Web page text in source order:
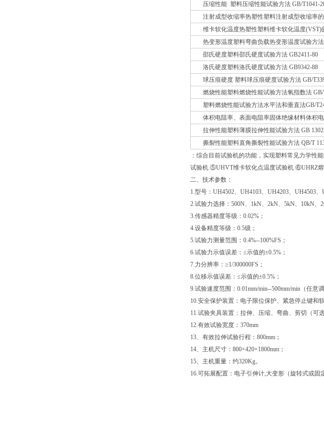
压缩性能 塑料压缩性能试验方法 GB/T1041-
注射成型收缩率热塑性塑料注射成型收缩率的
维卡软化温度热塑性塑料维卡软化温度(VST)
热变形温度塑料弯曲负载热变形温度试验方法
邵氏硬度塑料邵氏硬度试验方法 GB2411-80
洛氏硬度塑料洛氏硬度试验方法 GB9342-88
球压痕硬度 塑料球压痕硬度试验方法 GB/
燃烧性能塑料燃烧性能试验方法氧指数法 GB/
塑料燃烧性能试验方法水平法和垂直法GB/
体积电阻率、表面电阻率固体绝缘材料体积电
拉伸性能塑料薄膜拉伸性能试验方法 GB
撕裂性能塑料直角撕裂性能试验方法 QB/T
：综合目前试验机的功能，实现塑料常见力学
试验机 ⑤UHVT维卡软化点温度试验机 ⑥UHRZ
二、技术参数：
1.型号：UH4502、UH4103、UH4203、UH4503
2.试验力选择：500N、1kN、2kN、5kN、10kN、
3.传感器精度等级：0.02%；
4.设备精度等级：0.5级；
5.试验力测量范围：0.4%--100%FS；
6.试验力示值误差：≤示值的±0.5%；
7.力分辨率：≥1/300000FS；
8.位移示值误差：≤示值的±0.5%；
9.试验速度范围：0.01mm/min--500mm/min（任意调
10.安全保护装置：电子限位保护、紧急停止键和
11.试验夹具装置：拉伸、压缩、弯曲、剪切（可选
12.有效试验宽度：370mm
13、有效拉伸试验行程：800mm；
14、主机尺寸：800×420×1800mm；
15、主机重量：约320Kg。
16.可拓展配置：电子引伸计,大变形（旋转式或固